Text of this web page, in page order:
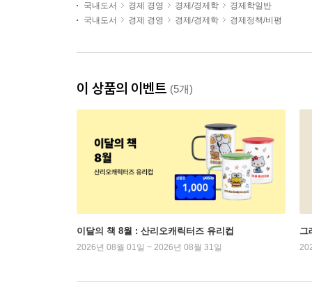
국내도서 경제 경영 경제/경제학
경제학일반
국내도서
경제 경영 경제/경제학 경제정책/비평
이 상품의 이벤트 (5개)
이달의 책 8월 : 산리오캐릭터즈 유리컵
2026년 08월 01일 ~ 2026년 08월 31일
그